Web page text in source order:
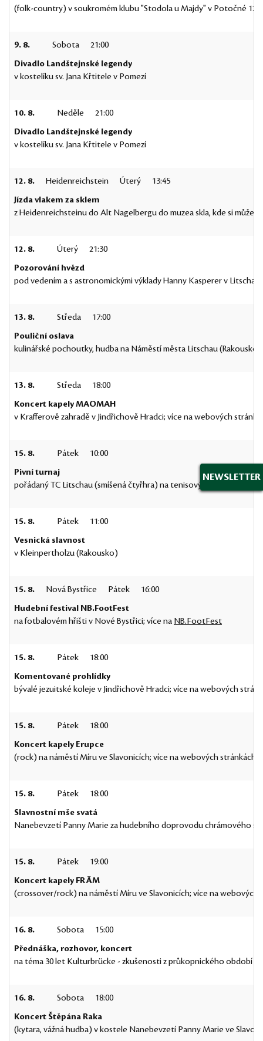
(folk-country) v soukromém klubu "Stodola u Majdy" v Potočné 12,
9. 8. Sobota
21:00
Divadlo Landštejnské legendy
v kostelíku sv. Jana Křtitele v Pomezí
10. 8. Neděle
21:00
Divadlo Landštejnské legendy
v kostelíku sv. Jana Křtitele v Pomezí
12. 8. Heidenreichstein Úterý
13:45
Jízda vlakem za sklem
z Heidenreichsteinu do Alt Nagelbergu do muzea skla, kde si
12. 8. Úterý
21:30
Pozorování hvězd
pod vedením a s astronomickými výklady Hanny Kasperer v
13. 8. Středa
17:00
Pouliční oslava
kulinářské pochoutky, hudba na Náměstí města Litschau (Rakousko)
13. 8. Středa
18:00
Koncert kapely MAOMAH
v Krafferově zahradě v Jindřichově Hradci; více na webových
15. 8. Pátek
10:00
Pivní turnaj
pořádaný TC Litschau (smíšená čtyřhra) na tenisových kurtech u
15. 8. Pátek
11:00
Vesnická slavnost
v Kleinpertholzu (Rakousko)
15. 8. Nová Bystřice Pátek
16:00
Hudební festival NB.FootFest
na fotbalovém hřišti v Nové Bystřici; více na NB.FootFest
15. 8. Pátek
18:00
Komentované prohlídky
bývalé jezuitské koleje v Jindřichově Hradci; více na webových
15. 8. Pátek
18:00
Koncert kapely Erupce
(rock) na náměstí Míru ve Slavonicích; více na webových stránkách:
15. 8. Pátek
18:00
Slavnostní mše svatá
Nanebevzetí Panny Marie za hudebního doprovodu chrámového
15. 8. Pátek
19:00
Koncert kapely FRÄM
(crossover/rock) na náměstí Míru ve Slavonicích; více na webových
16. 8. Sobota
15:00
Přednáška, rozhovor, koncert
na téma 30 let Kulturbrücke - zkušenosti z průkopnického období s
16. 8. Sobota
18:00
Koncert Štěpána Raka
(kytara, vážná hudba) v kostele Nanebevzetí Panny Marie ve
NEWSLETTER